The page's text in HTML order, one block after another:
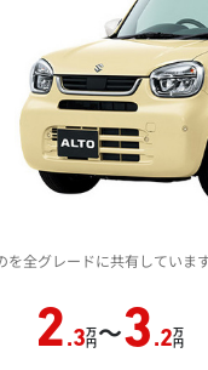
全グレードに共有していま
2 .3万
円～3 .2万
円